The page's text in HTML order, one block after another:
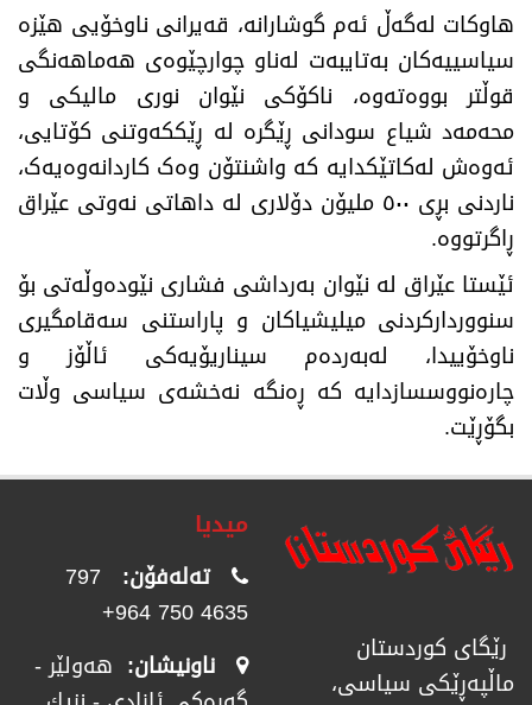
​هاوکات لەگەڵ ئەم گوشارانە، قەیرانی ناوخۆیی هێزە
سیاسییەکان بەتایبەت لەناو چوارچێوەی هەماهەنگی
قوڵتر بووەتەوە، ناکۆکی نێوان نوری مالیکی و
محەمەد شیاع سودانی ڕێگرە لە ڕێککەوتنی کۆتایی،
ئەوەش لەکاتێکدایە کە واشنتۆن وەک کاردانەوەیەک،
ناردنی بڕی ٥٠٠ ملیۆن دۆلاری لە داهاتی نەوتی عێراق
ڕاگرتووە.
ئێستا عێراق لە نێوان بەرداشی فشاری نێودەوڵەتی بۆ
سنووردارکردنی میلیشیاکان و پاراستنی سەقامگیری
ناوخۆییدا، لەبەردەم سیناریۆیەکی ئاڵۆز و
چارەنووسسازدایە کە ڕەنگە نەخشەی سیاسی وڵات
بگۆڕێت.
رێگای كوردستان
ماڵپەڕێكی سیاسی،
میدیا
تەلەفۆن: 797
4635 750 964+
ناونیشان: هەولێر -